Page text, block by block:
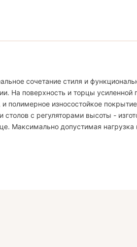
сочетание стиля и
На поверхность и торцы
износостойкое
с регуляторами высоты -
Максимально допустимая нагрузка